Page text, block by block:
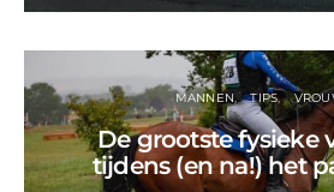
MANNEN TIPS
De grootste fysieke
tijdens (en na!) het